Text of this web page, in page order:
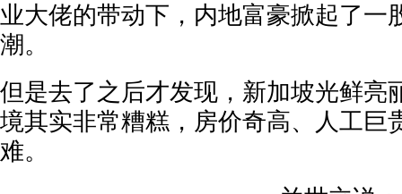
业大佬的带动下，内地富豪掀起了一
潮。
但是去了之后才发现，新加坡光鲜亮
境其实非常糟糕，房价奇高、人工巨
难。